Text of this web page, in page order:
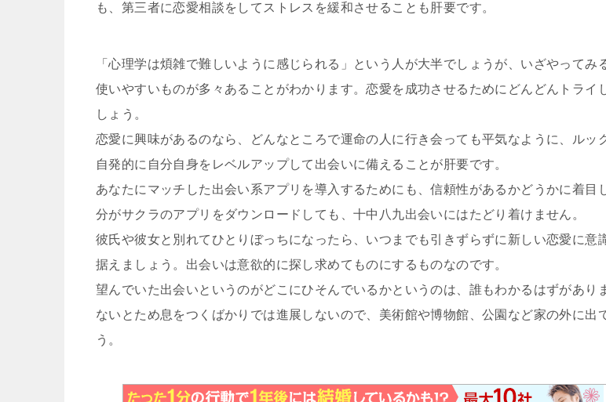
も、第三者に恋愛相談をしてストレスを緩和させることも肝要です。
「心理学は煩雑で難しいように感じられる」という人が大半でしょうが、いざやってみ
使いやすいものが多々あることがわかります。恋愛を成功させるためにどんどんトライ
しょう。
恋愛に興味があるのなら、どんなところで運命の人に行き会っても平気なように、ルッ
自発的に自分自身をレベルアップして出会いに備えることが肝要です。
あなたにマッチした出会い系アプリを導入するためにも、信頼性があるかどうかに着目
分がサクラのアプリをダウンロードしても、十中八九出会いにはたどり着けません。
彼氏や彼女と別れてひとりぼっちになったら、いつまでも引きずらずに新しい恋愛に意
据えましょう。出会いは意欲的に探し求めてものにするものなのです。
望んでいた出会いというのがどこにひそんでいるかというのは、誰もわかるはずがあり
ないとため息をつくばかりでは進展しないので、美術館や博物館、公園など家の外に出
う。